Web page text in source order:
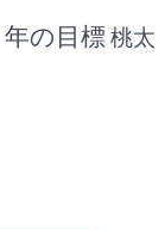
年の目標 桃太